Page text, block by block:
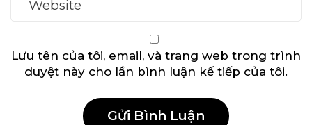
Lưu tên của tôi, email, và trang web trong trình
duyệt này cho lần bình luận kế tiếp của tôi.